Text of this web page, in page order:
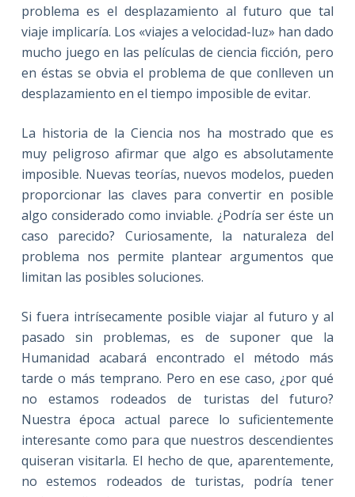
problema es el desplazamiento al futuro que tal
viaje implicaría. Los «viajes a velocidad-luz» han dado
mucho juego en las películas de ciencia ficción, pero
en éstas se obvia el problema de que conlleven un
desplazamiento en el tiempo imposible de evitar.
La historia de la Ciencia nos ha mostrado que es
muy peligroso afirmar que algo es absolutamente
imposible. Nuevas teorías, nuevos modelos, pueden
proporcionar las claves para convertir en posible
algo considerado como inviable. ¿Podría ser éste un
caso parecido? Curiosamente, la naturaleza del
problema nos permite plantear argumentos que
limitan las posibles soluciones.
Si fuera intrísecamente posible viajar al futuro y al
pasado sin problemas, es de suponer que la
Humanidad acabará encontrado el método más
tarde o más temprano. Pero en ese caso, ¿por qué
no estamos rodeados de turistas del futuro?
Nuestra época actual parece lo suficientemente
interesante como para que nuestros descendientes
quiseran visitarla. El hecho de que, aparentemente,
no estemos rodeados de turistas, podría tener